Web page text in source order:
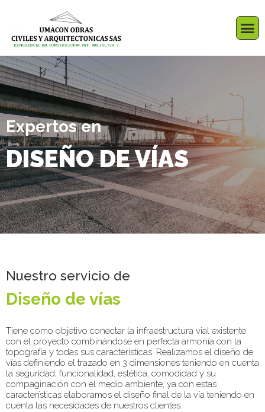
Expertos en
DISEÑO DE VÍAS
Nuestro servicio de
Diseño de vías
Tiene como objetivo conectar la infraestructura vial existente,
con el proyecto combinándose en perfecta armonía con la
topografía y todas sus características. Realizamos el diseño de
vías definiendo el trazado en 3 dimensiones teniendo en cuenta
la seguridad, funcionalidad, estética, comodidad y su
compaginación con el medio ambiente, ya con estas
características elaboramos el diseño final de la vía teniendo en
cuenta las necesidades de nuestros clientes.